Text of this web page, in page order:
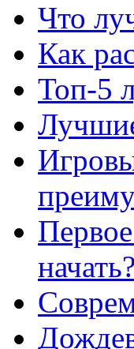
Что
Как
Топ-5
начать?